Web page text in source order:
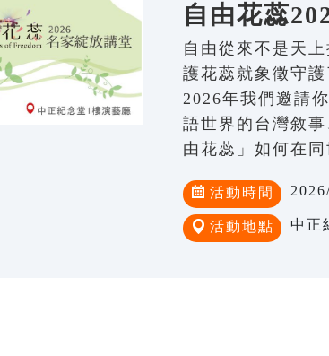
自由花蕊
自由從來不是天
護花蕊就象徵守護
2026年我們邀請
語世界的台灣敘
由花蕊」如何在同
活動時間
活動地點 中正